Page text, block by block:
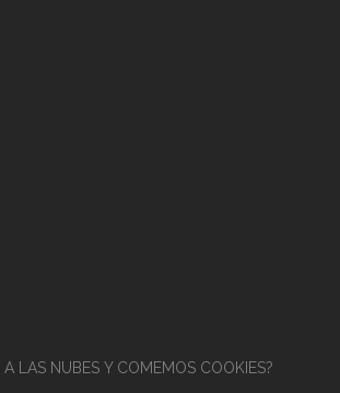
LAS NUBES Y COMEMOS COOKIES?